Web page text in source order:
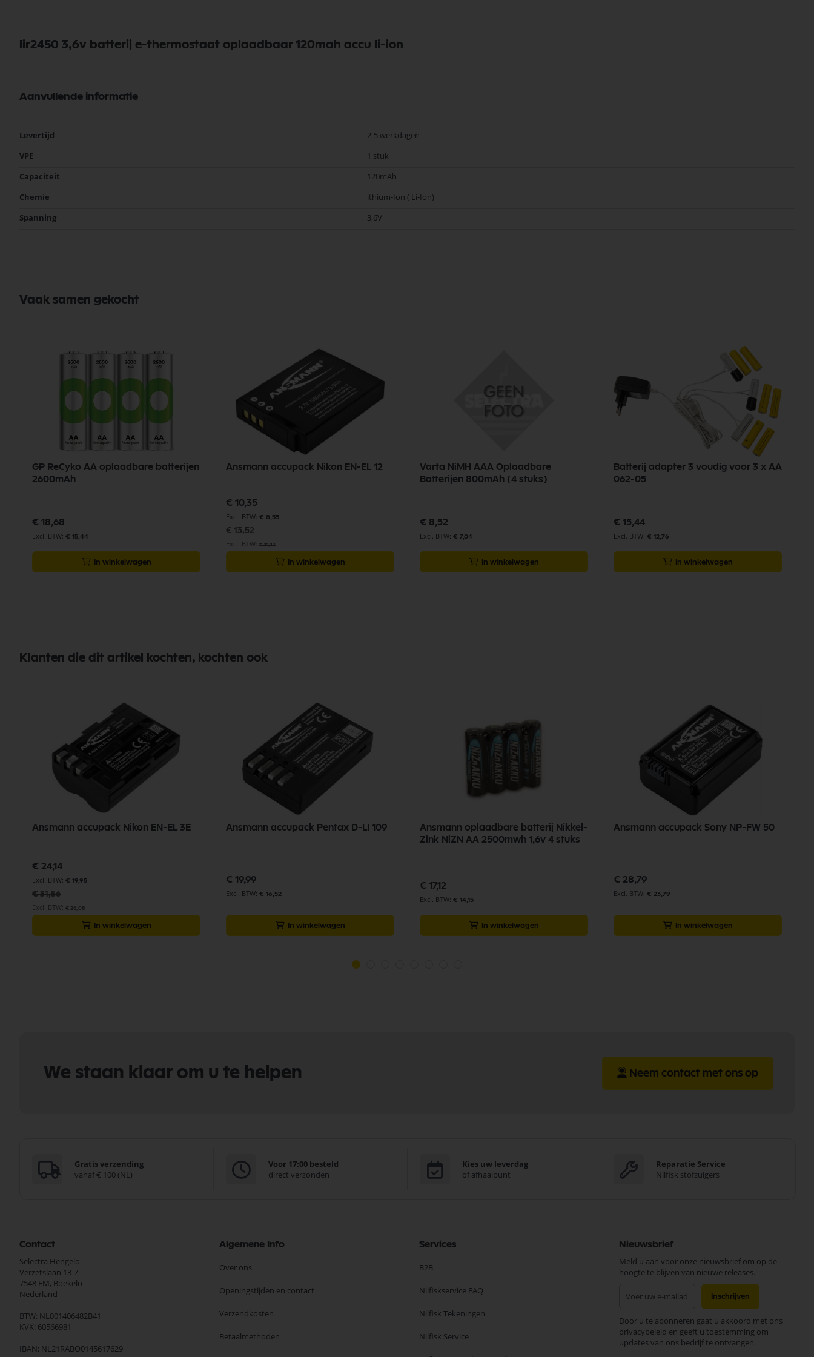
lir2450 3,6v batterij e-thermostaat oplaadbaar 120mah accu li-ion
Aanvullende informatie
Meer
informatie
Levertijd
2-5 werkdagen
VPE
1 stuk
Capaciteit
120mAh
Chemie
ithium-Ion ( Li-Ion)
Spanning
3,6V
Vaak samen gekocht
GP ReCyko AA oplaadbare batterijen
2600mAh
€ 18,68
€ 15,44
In winkelwagen
Ansmann accupack Nikon EN-EL 12
Speciale
prijs
€ 10,35
€ 8,55
€ 13,52
€ 11,17
In winkelwagen
Varta NiMH AAA Oplaadbare
Batterijen 800mAh (4 stuks)
€ 8,52
€ 7,04
In winkelwagen
Batterij adapter 3 voudig voor 3 x AA
062-05
€ 15,44
€ 12,76
In winkelwagen
Klanten die dit artikel kochten, kochten ook
Ansmann accupack Nikon EN-EL 3E
Speciale
prijs
€ 24,14
€ 19,95
€ 31,56
€ 26,08
In winkelwagen
Ansmann accupack Pentax D-LI 109
€ 19,99
€ 16,52
In winkelwagen
Ansmann oplaadbare batterij Nikkel-
Zink NiZN AA 2500mwh 1,6v 4 stuks
€ 17,12
€ 14,15
In winkelwagen
Ansmann accupack Sony NP-FW 50
€ 28,79
€ 23,79
In winkelwagen
We staan klaar om u te helpen Neem contact met ons op
Gratis verzending
vanaf € 100 (NL)
Voor 17:00 besteld
direct verzonden
Kies uw leverdag
of afhaalpunt
Reparatie Service
Nilfisk stofzuigers
Contact
Selectra Hengelo
Verzetslaan 13-7
7548 EM, Boekelo
Nederland
BTW: NL001406482B41
KVK: 60566981
IBAN: NL21RABO0145617629
Algemene Info
Over ons
Openingstijden en contact
Verzendkosten
Betaalmethoden
Services
B2B
Nilfiskservice FAQ
Nilfisk Tekeningen
Nilfisk Service
Nieuwsbrief
Meld u aan voor onze nieuwsbrief om op de
hoogte te blijven van nieuwe releases.
onze
nieuwsbrief
Inschrijven
Door u te abonneren gaat u akkoord met ons
privacybeleid en geeft u toestemming om
updates van ons bedrijf te ontvangen.